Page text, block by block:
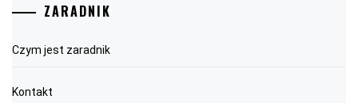
ZARADNIK
Czym jest zaradnik
Kontakt